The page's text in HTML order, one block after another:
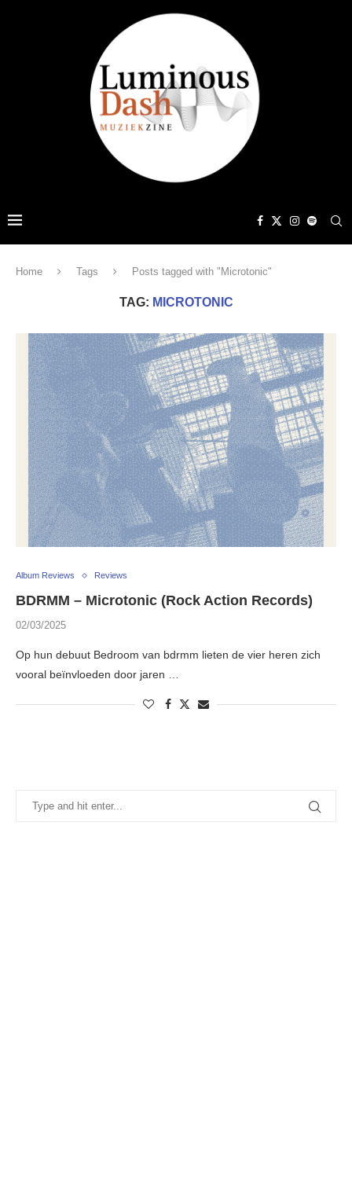
Home Tags Posts tagged with "Microtonic"
TAG: MICROTONIC
Album Reviews Reviews
BDRMM – Microtonic (Rock Action Records)
02/03/2025
Op hun debuut Bedroom van bdrmm lieten de vier heren zich
vooral beïnvloeden door jaren …